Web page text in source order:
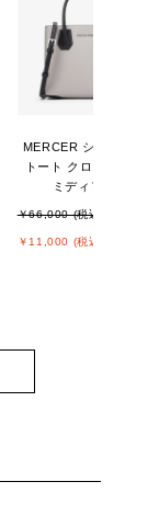
MERCER ショッパー
トート クロスボディ
ミディアム
￥66,000 (税込)
￥11,000 (税込)